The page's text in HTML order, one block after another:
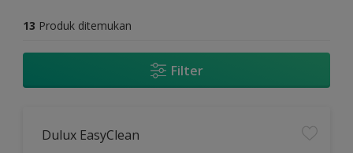
13 Produk ditemukan
Filter
Dulux EasyClean